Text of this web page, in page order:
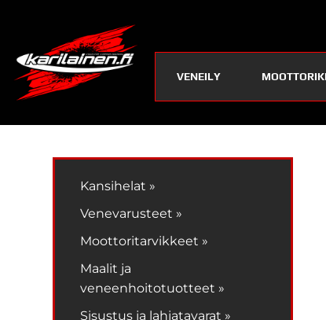
VENEILY
Kansihelat »
Venevarusteet »
Moottoritarvikkeet »
Maalit ja
veneenhoitotuotteet »
Sisustus ja lahjatavarat »